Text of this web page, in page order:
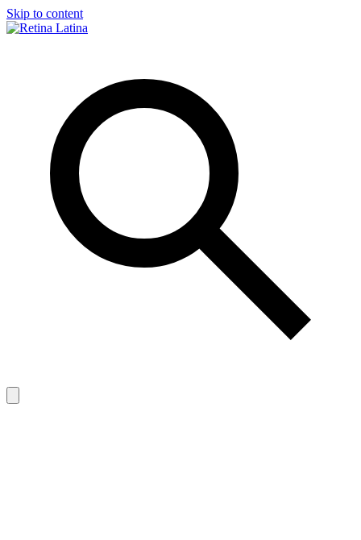
Skip to content